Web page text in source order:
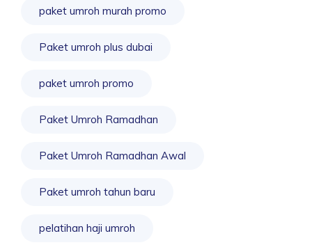
paket umroh murah promo
Paket umroh plus dubai
paket umroh promo
Paket Umroh Ramadhan
Paket Umroh Ramadhan Awal
Paket umroh tahun baru
pelatihan haji umroh